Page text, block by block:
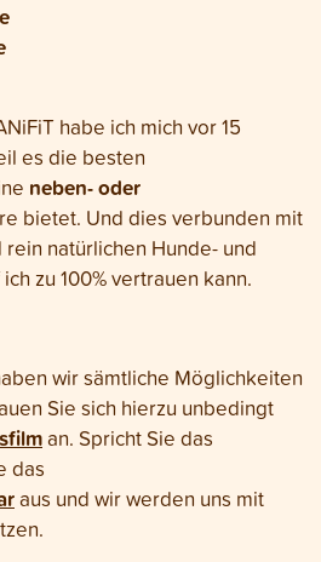
habe ich mich vor 15
es die besten
neben- oder
bietet. Und dies verbunden mit
natürlichen Hunde- und
zu 100% vertrauen kann.
wir sämtliche Möglichkeiten
Sie sich hierzu unbedingt
an. Spricht Sie das
das
aus und wir werden uns mit